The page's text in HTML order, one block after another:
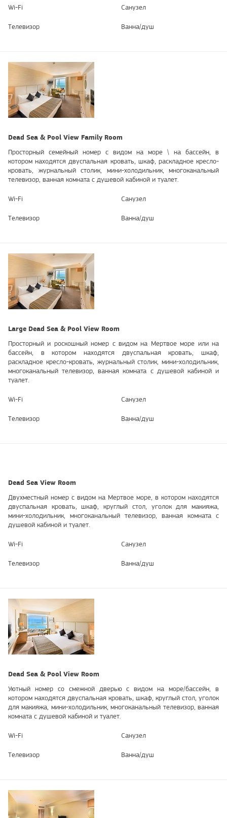
Wi-Fi Санузел
Телевизор Ванна/душ
Dead Sea & Pool View Family Room
Просторный семейный номер с видом на море \ на бассейн, в
котором находятся двуспальная кровать, шкаф, раскладное кресло-
кровать, журнальный столик, мини-холодильник, многоканальный
телевизор, ванная комната с душевой кабиной и туалет.
Wi-Fi Санузел
Телевизор Ванна/душ
Large Dead Sea & Pool View Room
Просторный и роскошный номер с видом на Мертвое море или на
бассейн, в котором находятся двуспальная кровать, шкаф,
раскладное кресло-кровать, журнальный столик, мини-холодильник,
многоканальный телевизор, ванная комната с душевой кабиной и
туалет.
Wi-Fi Санузел
Телевизор Ванна/душ
Dead Sea View Room
Двухместный номер с видом на Мертвое море, в котором находятся
двуспальная кровать, шкаф, круглый стол, уголок для макияжа,
мини-холодильник, многоканальный телевизор, ванная комната с
душевой кабиной и туалет.
Wi-Fi Санузел
Телевизор Ванна/душ
Dead Sea & Pool View Room
Уютный номер со смежной дверью с видом на море/бассейн, в
котором находятся двуспальная кровать, шкаф, круглый стол, уголок
для макияжа, мини-холодильник, многоканальный телевизор, ванная
комната с душевой кабиной и туалет.
Wi-Fi Санузел
Телевизор Ванна/душ